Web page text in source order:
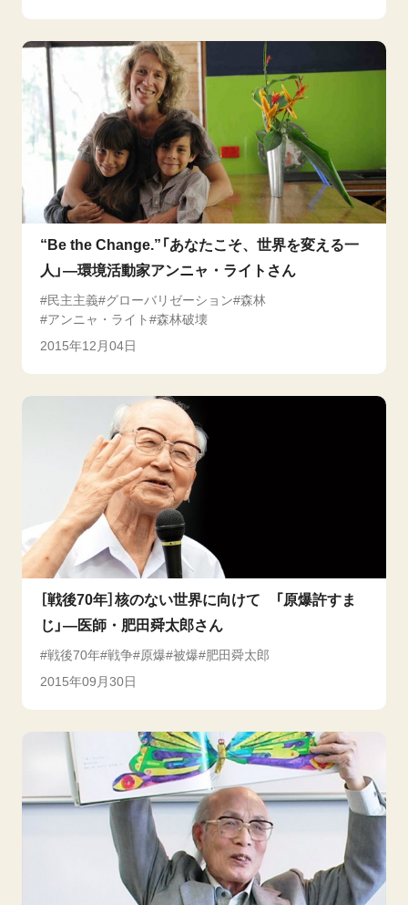
“Be the Change.”「あなたこそ、世界を変える一
人」―環境活動家アンニャ・ライトさん
民主主義 グローバリゼーション 森林
アンニャ・ライト
森林破壊
2015年12月04日
［戦後70年］核のない世界に向けて 「原爆許すま
じ」―医師・肥田舜太郎さん
戦後70年 戦争 原爆 被爆
肥田舜太郎
2015年09月30日